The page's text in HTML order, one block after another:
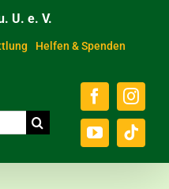
U. e. V.
Helfen & Spenden